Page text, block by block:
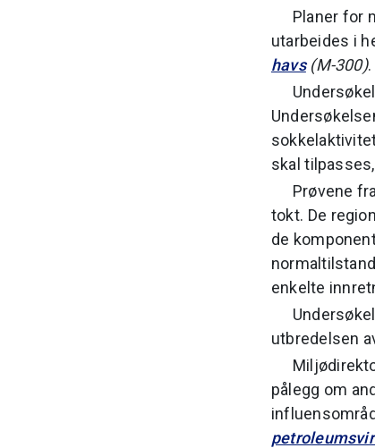
Planer for
utarbeides i
havs (M-300).
skal
Prøvene
tokt. De
de
enkelte
utbredelsen
pålegg om